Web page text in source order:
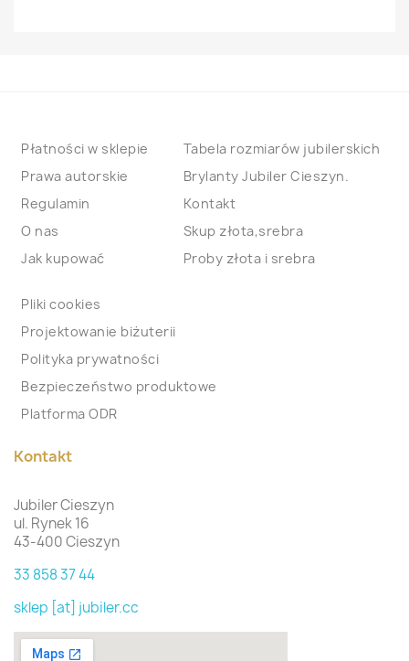
Płatności w sklepie
Prawa autorskie
Regulamin
O nas
Jak kupować
Tabela rozmiarów jubilerskich
Brylanty Jubiler Cieszyn.
Kontakt
Skup złota,srebra
Proby złota i srebra
Pliki cookies
Projektowanie biżuterii
Polityka prywatności
Bezpieczeństwo produktowe
Platforma ODR
Kontakt
Jubiler Cieszyn
ul. Rynek 16
43-400 Cieszyn
33 858 37 44
sklep [at] jubiler.cc